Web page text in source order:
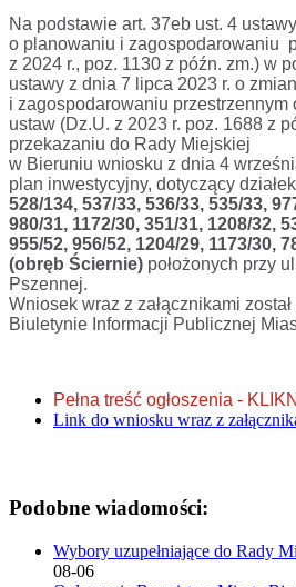
Na podstawie art. 37eb ust. 4
o planowaniu i zagospodarowaniu
z 2024 r., poz. 1130 z późn. zm.) w
ustawy z dnia 7 lipca 2023 r. o
i zagospodarowaniu przestrzennym
ustaw (Dz.U. z 2023 r. poz. 1688 z
przekazaniu do Rady Miejskiej
w Bieruniu wniosku z dnia 4
plan inwestycyjny, dotyczący
528/134, 537/33, 536/33, 535/33,
980/31, 1172/30, 351/31, 1208/32,
955/52, 956/52, 1204/29, 1173/30,
(obręb Ściernie) położonych przy
Pszennej.
Wniosek wraz z załącznikami
Biuletynie Informacji Publicznej
Pełna treść ogłoszenia -
Link do wniosku wraz z
Podobne wiadomości:
Wybory uzupełniające do Rady
08-06